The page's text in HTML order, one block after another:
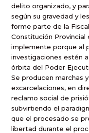
delito organizado, y
según su gravedad y
forme parte de la
Constitución Provincial
implemente porque al
investigaciones estén
órbita del Poder
Se producen marchas
excarcelaciones, en
reclamo social de
subvirtiendo el
que el procesado se
libertad durante el